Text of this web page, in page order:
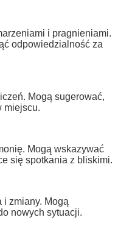
i pragnieniami.
odpowiedzialność za
Mogą sugerować,
miejscu.
Mogą wskazywać
się spotkania z bliskimi.
zmiany. Mogą
nowych sytuacji.